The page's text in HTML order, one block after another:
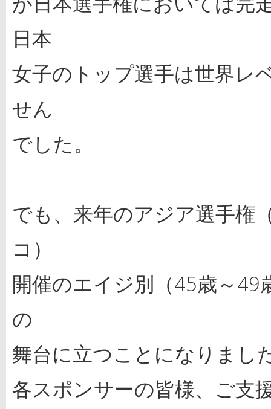
日本
女子のトップ選手は世界レ
せん
でした。
でも、来年のアジア選手権
コ）
開催のエイジ別（45歳～49
の
舞台に立つことになりまし
各スポンサーの皆様、ご支